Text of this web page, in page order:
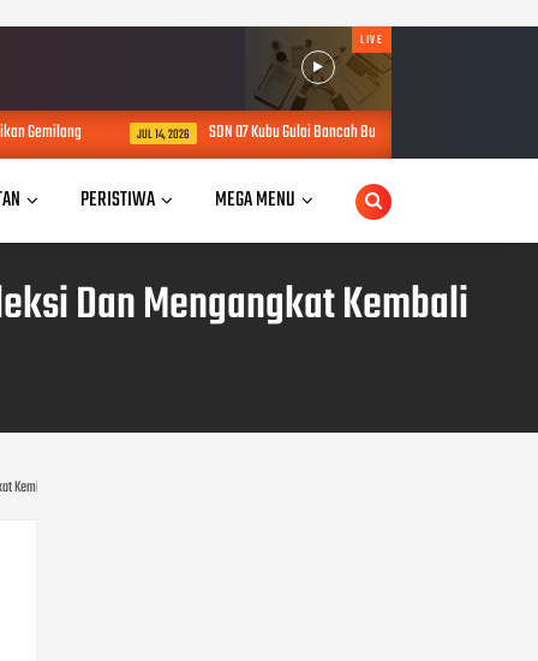
LIVE
JUL 14, 2026 SDN 07 Kubu Gulai Bancah Bukittinggi Mulai MPLS Ramah,
PERISTIWA MEGA MENU
Dan Mengangkat Kembali
Kembali Kejayaan Partai Bersama Rakyat.